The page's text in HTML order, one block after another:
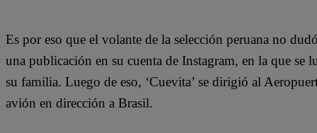
Es por eso que el volante de la selección peruana no
una publicación en su cuenta de Instagram, en la que
su familia. Luego de eso, ‘Cuevita’ se dirigió al
avión en dirección a Brasil.